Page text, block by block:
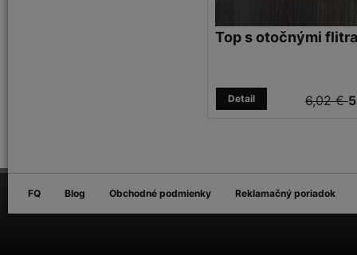
Top s otočnými
6,02 €
Detail
FQ Blog Obchodné podmienky Reklamačný poriadok